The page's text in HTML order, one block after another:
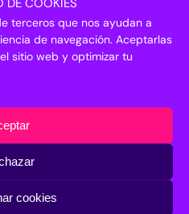
terceros que nos ayudan a
de navegación. Aceptarlas
sitio web y optimizar tu
cookies